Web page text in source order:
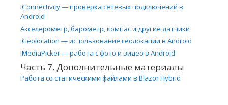
IConnectivity — проверка сетевых подключений в
Android
Акселерометр, барометр, компас и другие датчики
IGeolocation — использование геолокации в Android
IMediaPicker — работа с фото и видео в Android
Часть 7. Дополнительные материалы
Работа со статическими файлами в Blazor Hybrid